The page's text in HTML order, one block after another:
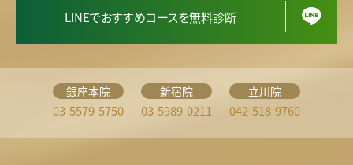
LINEでおすすめコースを無料診断
銀座本院
03-5579-5750
新宿院
03-5989-0211
立川院
042-518-9760